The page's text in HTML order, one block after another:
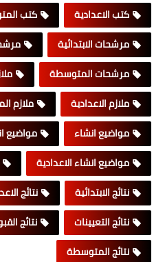
كتب الاعدادية
كتب
مرشحات الابتدائية
مرشحات المتوسطة
ملازم الاعدادية
ملازم
مواضيع انشاء
مواضيع
مواضيع انشاء الاعدادية
نتائج الابتدائية
نتائج
نتائج التعيينات
نتائج
نتائج المتوسطة